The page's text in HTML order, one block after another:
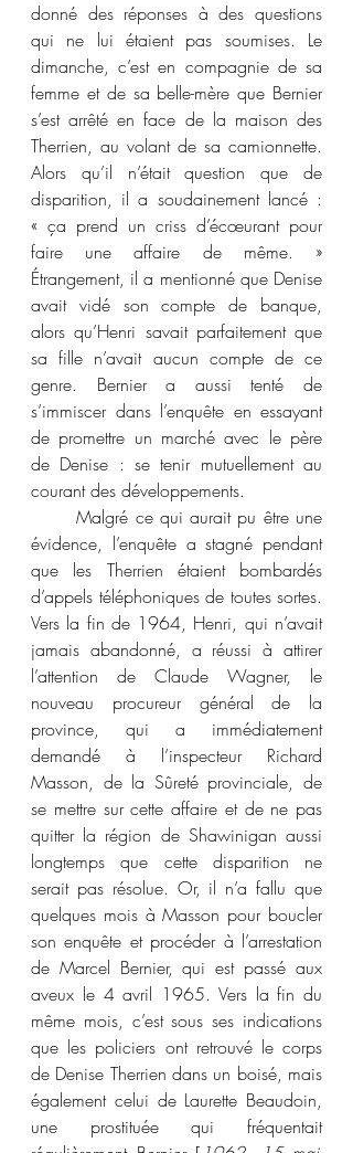
donné des réponses à des questions
qui ne lui étaient pas soumises. Le
dimanche, c’est en compagnie de sa
femme et de sa belle-mère que Bernier
s’est arrêté en face de la maison des
Therrien, au volant de sa camionnette.
Alors qu’il n’était question que de
disparition, il a soudainement lancé :
« ça prend un criss d’écœurant pour
faire une affaire de même. »
Étrangement, il a mentionné que Denise
avait vidé son compte de banque,
alors qu’Henri savait parfaitement que
sa fille n’avait aucun compte de ce
genre. Bernier a aussi tenté de
s’immiscer dans l’enquête en essayant
de promettre un marché avec le père
de Denise : se tenir mutuellement au
courant des développements.
	Malgré ce qui aurait pu être une
évidence, l’enquête a stagné pendant
que les Therrien étaient bombardés
d’appels téléphoniques de toutes sortes.
Vers la fin de 1964, Henri, qui n’avait
jamais abandonné, a réussi à attirer
l’attention de Claude Wagner, le
nouveau procureur général de la
province, qui a immédiatement
demandé à l’inspecteur Richard
Masson, de la Sûreté provinciale, de
se mettre sur cette affaire et de ne pas
quitter la région de Shawinigan aussi
longtemps que cette disparition ne
serait pas résolue. Or, il n’a fallu que
quelques mois à Masson pour boucler
son enquête et procéder à l’arrestation
de Marcel Bernier, qui est passé aux
aveux le 4 avril 1965. Vers la fin du
même mois, c’est sous ses indications
que les policiers ont retrouvé le corps
de Denise Therrien dans un boisé, mais
également celui de Laurette Beaudoin,
une prostituée qui fréquentait